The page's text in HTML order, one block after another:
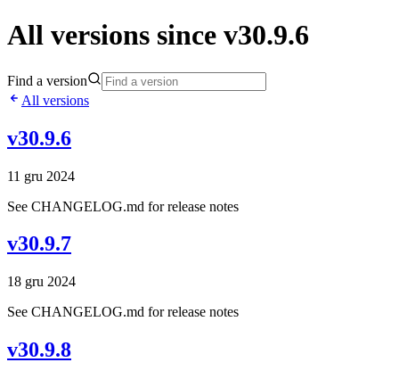
All versions since v30.9.6
Find a version
All versions
v30.9.6
11 gru 2024
See CHANGELOG.md for release notes
v30.9.7
18 gru 2024
See CHANGELOG.md for release notes
v30.9.8